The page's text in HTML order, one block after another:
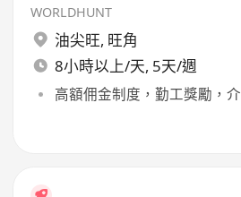
WORLDHUNT
油尖旺, 旺角
8小時以上/天, 5天/週
高額佣金制度，勤工獎勵，